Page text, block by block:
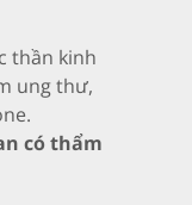
thần kinh
ung thư,
có thẩm